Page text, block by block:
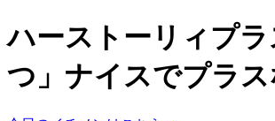
ハーストーリィプ
つ」ナイスでプラ